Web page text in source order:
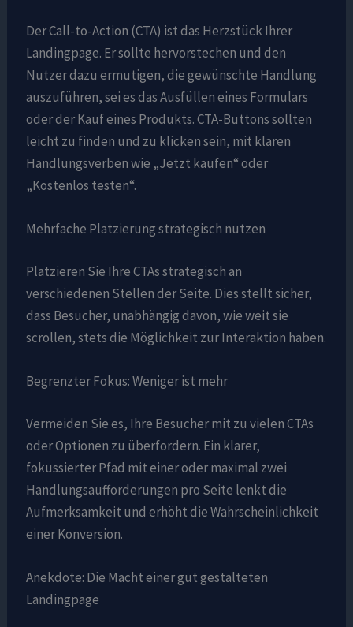
Der Call-to-Action (CTA) ist das Herzstück Ihrer
Landingpage. Er sollte hervorstechen und den
Nutzer dazu ermutigen, die gewünschte Handlung
auszuführen, sei es das Ausfüllen eines Formulars
oder der Kauf eines Produkts. CTA-Buttons sollten
leicht zu finden und zu klicken sein, mit klaren
Handlungsverben wie „Jetzt kaufen“ oder
„Kostenlos testen“.
Mehrfache Platzierung strategisch nutzen
Platzieren Sie Ihre CTAs strategisch an
verschiedenen Stellen der Seite. Dies stellt sicher,
dass Besucher, unabhängig davon, wie weit sie
scrollen, stets die Möglichkeit zur Interaktion haben.
Begrenzter Fokus: Weniger ist mehr
Vermeiden Sie es, Ihre Besucher mit zu vielen CTAs
oder Optionen zu überfordern. Ein klarer,
fokussierter Pfad mit einer oder maximal zwei
Handlungsaufforderungen pro Seite lenkt die
Aufmerksamkeit und erhöht die Wahrscheinlichkeit
einer Konversion.
Anekdote: Die Macht einer gut gestalteten
Landingpage